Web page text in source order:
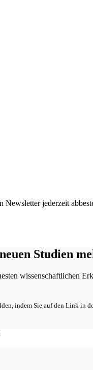
Newsletter jederzeit
Studien
wissenschaftlichen
indem Sie auf den Link in